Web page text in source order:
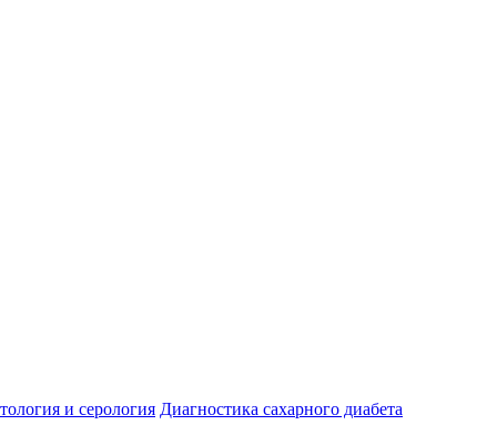
и серология Диагностика сахарного диабета